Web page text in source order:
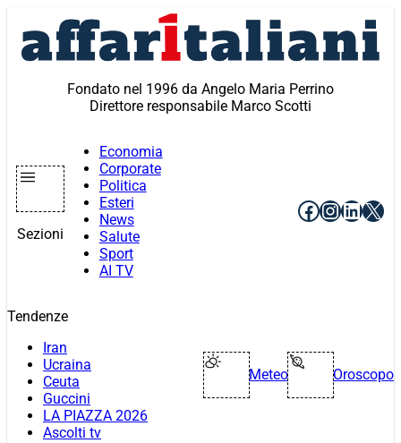
contenuto
Fondato nel 1996 da Angelo Maria Perrino
Direttore responsabile Marco Scotti
Sezioni
Economia
Corporate
Politica
Esteri
News
Salute
Sport
AI TV
Facebook
X
Tendenze
Iran
Ucraina
Ceuta
Guccini
LA PIAZZA 2026
Ascolti tv
Meteo Oroscopo